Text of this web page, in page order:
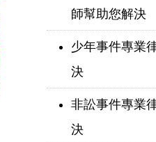
師幫助您解決
少年事件專業
決
非訟事件專業
決